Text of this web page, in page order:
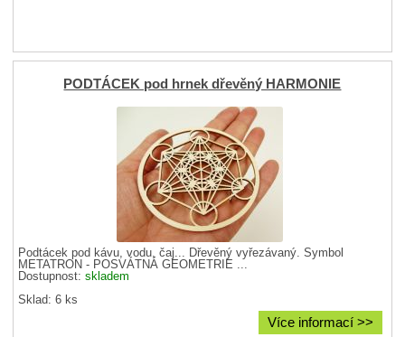
PODTÁCEK pod hrnek dřevěný HARMONIE
Podtácek pod kávu, vodu, čaj... Dřevěný vyřezávaný. Symbol
METATRON - POSVÁTNÁ GEOMETRIE ...
Dostupnost:skladem
Sklad: 6 ks
Více informací >>